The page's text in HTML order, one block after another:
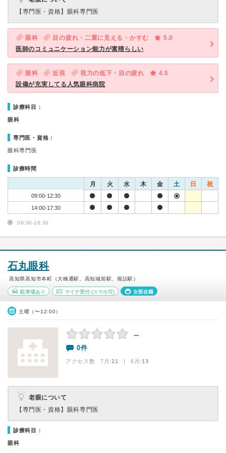
【専門医・資格】 眼科専門医
眼科 目の疲れ・二重に見える・かすむ
5.0
医師のコミュニケーション能力が素晴らしい
眼科 近視 視力の低下・目の疲れ
4.5
設備が充実してる人気眼科病院
診療科目：
眼科
専門医・資格：
眼科専門医
診療時間
月 火 水 木 金 土 日 祝
09:00-12:30
14:00-17:30
08:30-16:30
石丸眼科
高知県高知市本町（大橋通駅、高知城前駅、堀詰駅）
駐車場あり マイナ受付(スマホ可) 女医在籍
土曜（〜12:00）
－
0件
アクセス数 7月:21 | 6月:13
老眼について
【専門医・資格】 眼科専門医
診療科目：
眼科